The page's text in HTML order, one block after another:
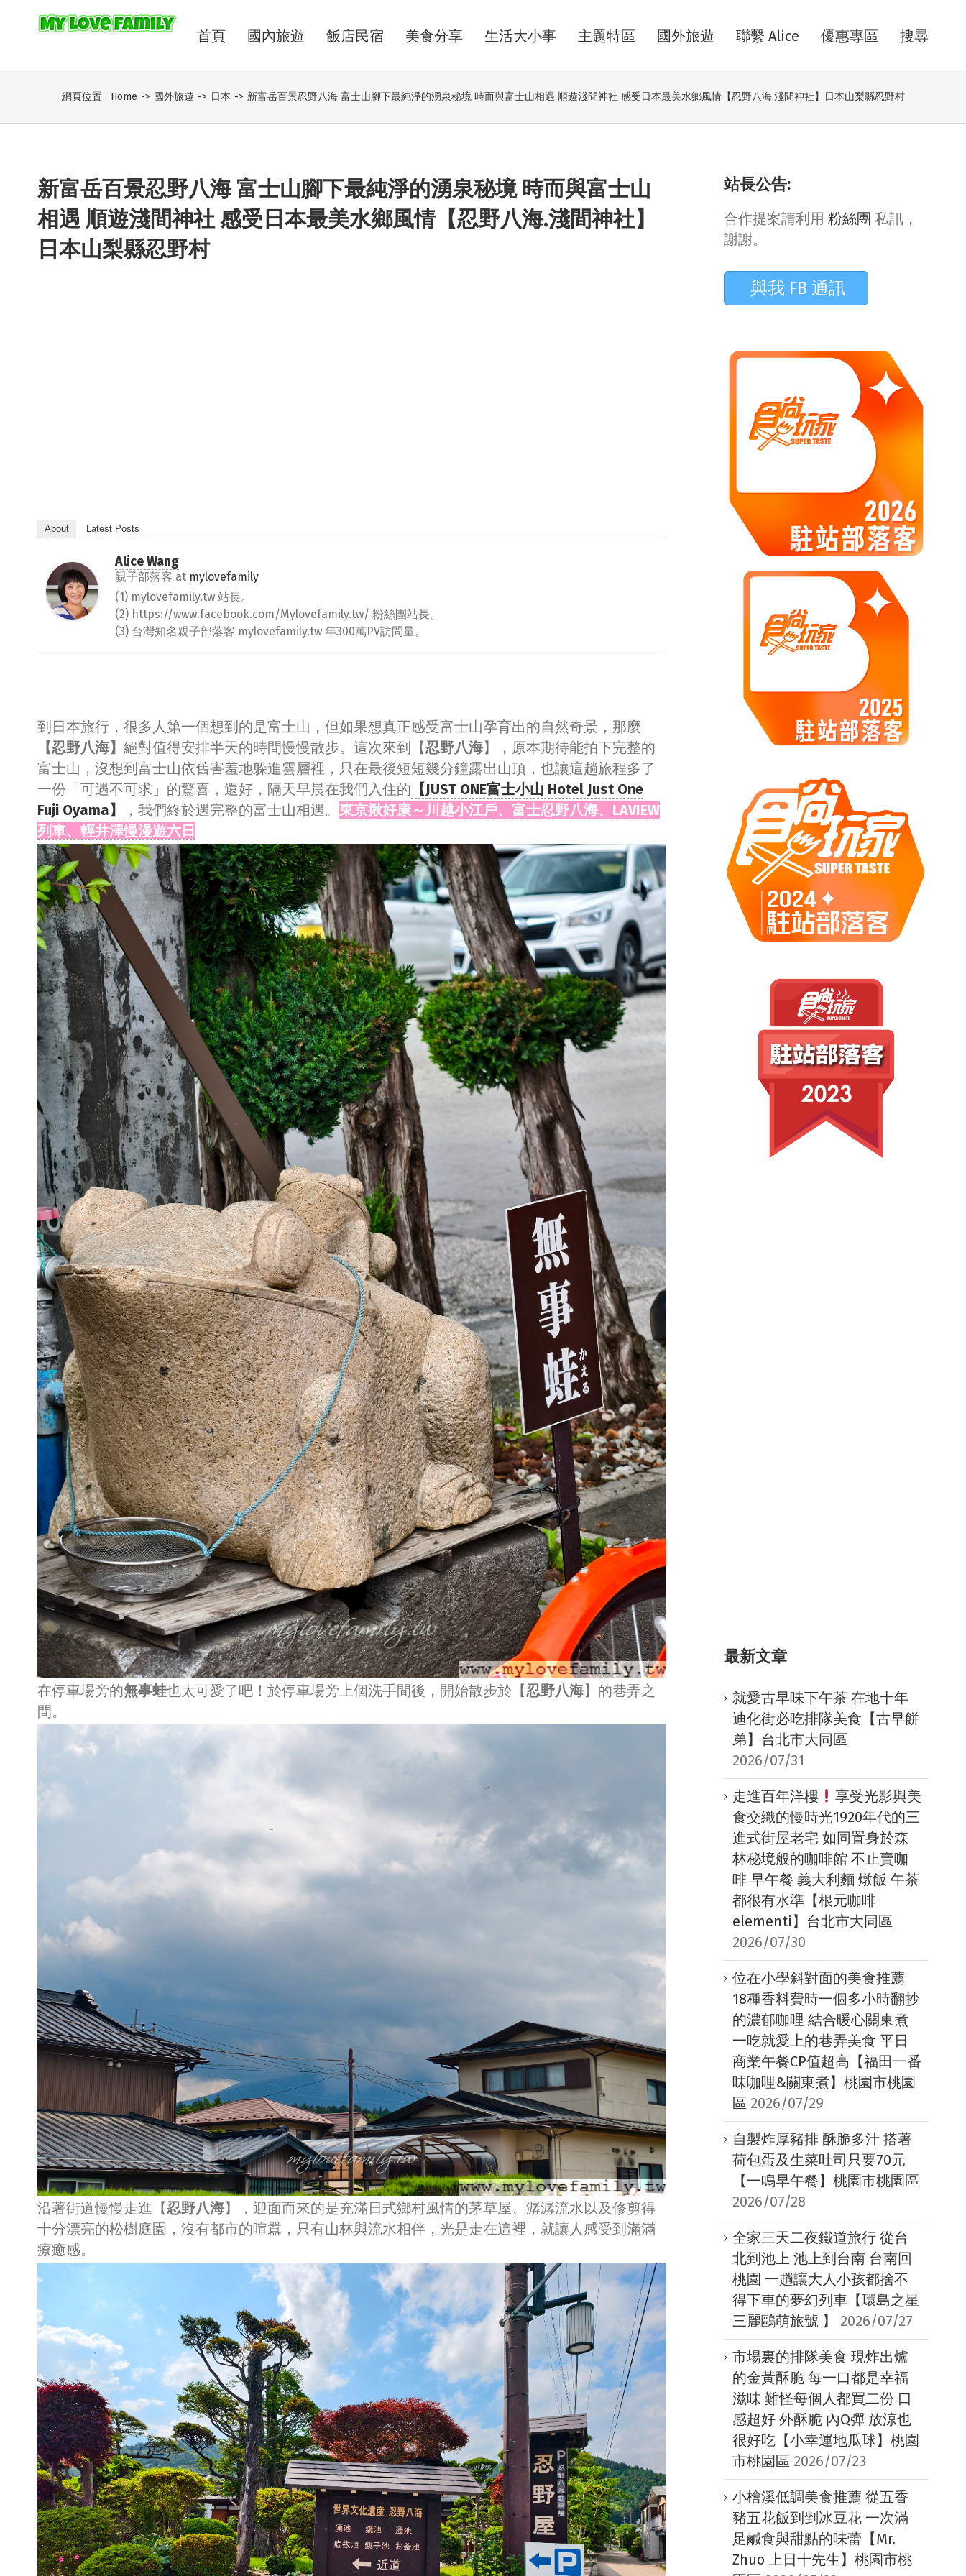
首頁 國內旅遊 飯店民宿 美食分享 生活大小事 主題特區 國外旅遊 聯繫 Alice 優惠專區 搜尋
網頁位置 : Home -> 國外旅遊 -> 日本 -> 新富岳百景忍野八海 富士山腳下最純淨的湧泉秘境 時而與富士山相遇 順遊淺間神社 感受日本最美水鄉風情【忍野八海.淺間神社】日本山梨縣忍野村
新富岳百景忍野八海 富士山腳下最純淨的湧泉秘境 時而與富士山
相遇 順遊淺間神社 感受日本最美水鄉風情【忍野八海.淺間神社】
日本山梨縣忍野村
About Latest Posts
Alice Wang
親子部落客 at mylovefamily
(1) mylovefamily.tw 站長。
(2) https://www.facebook.com/Mylovefamily.tw/ 粉絲團站長。
(3) 台灣知名親子部落客 mylovefamily.tw 年300萬PV訪問量。
到日本旅行，很多人第一個想到的是富士山，但如果想真正感受富士山孕育出的自然奇景，那麼
【忍野八海】 絕對值得安排半天的時間慢慢散步。這次來到【忍野八海】，原本期待能拍下完整的
富士山，沒想到富士山依舊害羞地躲進雲層裡，只在最後短短幾分鐘露出山頂，也讓這趟旅程多了
一份「可遇不可求」的驚喜，還好，隔天早晨在我們入住的 【JUST ONE富士小山 Hotel Just One
Fuji Oyama】
，我們終於遇完整的富士山相遇。 東京揪好康～川越小江戶、富士忍野八海、LAVIEW
列車、輕井澤慢漫遊六日
在停車場旁的無事蛙也太可愛了吧！於停車場旁上個洗手間後，開始散步於【忍野八海】的巷弄之
間。
沿著街道慢慢走進【忍野八海】，迎面而來的是充滿日式鄉村風情的茅草屋、潺潺流水以及修剪得
十分漂亮的松樹庭園，沒有都市的喧囂，只有山林與流水相伴，光是走在這裡，就讓人感受到滿滿
療癒感。
站長公告:
合作提案請利用 粉絲團 私訊，
謝謝。
與我 FB 通訊
最新文章
就愛古早味下午茶 在地十年
迪化街必吃排隊美食【古早餅
弟】台北市大同區
2026/07/31
走進百年洋樓
享受光影與美
食交織的慢時光1920年代的三
進式街屋老宅 如同置身於森
林秘境般的咖啡館 不止賣咖
啡 早午餐 義大利麵 燉飯 午茶
都很有水準【根元咖啡
elementi】台北市大同區
2026/07/30
位在小學斜對面的美食推薦
18種香料費時一個多小時翻抄
的濃郁咖哩 結合暖心關東煮
一吃就愛上的巷弄美食 平日
商業午餐CP值超高【福田一番
味咖哩&關東煮】桃園市桃園
區 2026/07/29
自製炸厚豬排 酥脆多汁 搭著
荷包蛋及生菜吐司只要70元
【一鳴早午餐】桃園市桃園區
2026/07/28
全家三天二夜鐵道旅行 從台
北到池上 池上到台南 台南回
桃園 一趟讓大人小孩都捨不
得下車的夢幻列車【環島之星
三麗鷗萌旅號 】
2026/07/27
市場裏的排隊美食 現炸出爐
的金黃酥脆 每一口都是幸福
滋味 難怪每個人都買二份 口
感超好 外酥脆 內Q彈 放涼也
很好吃【小幸運地瓜球】桃園
市桃園區 2026/07/23
小檜溪低調美食推薦 從五香
豬五花飯到剉冰豆花 一次滿
足鹹食與甜點的味蕾【Mr.
Zhuo 上日十先生】桃園市桃